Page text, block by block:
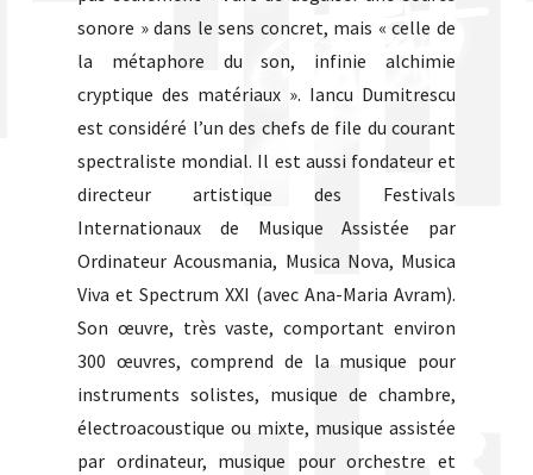
sonore » dans le sens concret, mais « celle de
la métaphore du son, infinie alchimie
cryptique des matériaux ». Iancu Dumitrescu
est considéré l’un des chefs de file du courant
spectraliste mondial. Il est aussi fondateur et
directeur artistique des Festivals
Internationaux de Musique Assistée par
Ordinateur Acousmania, Musica Nova, Musica
Viva et Spectrum XXI (avec Ana-Maria Avram).
Son œuvre, très vaste, comportant environ
300 œuvres, comprend de la musique pour
instruments solistes, musique de chambre,
électroacoustique ou mixte, musique assistée
par ordinateur, musique pour orchestre et